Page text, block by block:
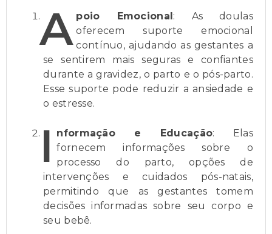
A poio Emocional: As doulas
oferecem suporte emocional
contínuo, ajudando as gestantes a
se sentirem mais seguras e confiantes
durante a gravidez, o parto e o pós-parto.
Esse suporte pode reduzir a ansiedade e
o estresse.
I nformação e Educação: Elas
fornecem informações sobre o
processo do parto, opções de
intervenções e cuidados pós-natais,
permitindo que as gestantes tomem
decisões informadas sobre seu corpo e
seu bebê.